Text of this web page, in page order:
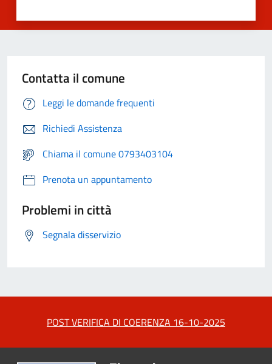
Contatta il comune
Leggi le domande frequenti
Richiedi Assistenza
Chiama il comune 0793403104
Prenota un appuntamento
Problemi in città
Segnala disservizio
POST VERIFICA DI COERENZA 16-10-2025